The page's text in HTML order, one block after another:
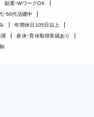
副業・WワークOK
・50代活躍中
年間休日105日以上
奨
産休・育休取得実績あり